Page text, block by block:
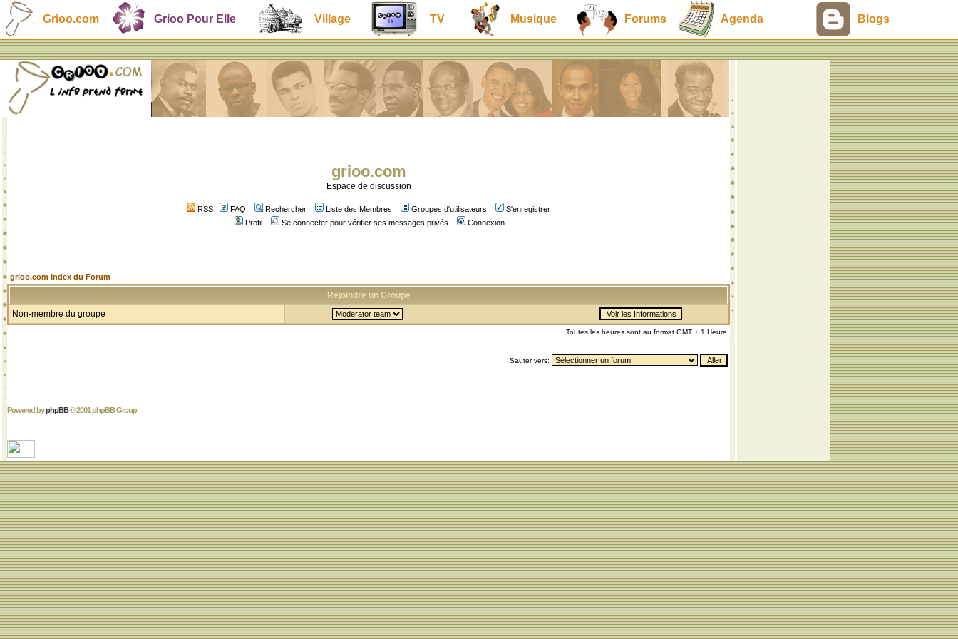
Grioo.com Grioo Pour Elle Village TV Musique Forums Agenda Blogs
grioo.com
Espace de discussion
RSS FAQ Rechercher Liste des Membres Groupes d'utilisateurs
S'enregistrer
Profil
Se connecter pour vérifier ses messages privés Connexion
grioo.com Index du Forum
Rejoindre un Groupe
Non-membre du groupe
Toutes les heures sont au format GMT + 1 Heure
Sauter vers:
Powered byphpBB© 2001 phpBB Group